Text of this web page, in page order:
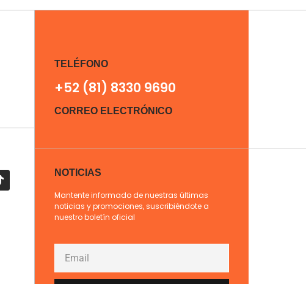
TELÉFONO
+52 (81) 8330 9690
CORREO ELECTRÓNICO
NOTICIAS
Mantente informado de nuestras últimas
noticias y promociones, suscribiéndote a
nuestro boletín oficial